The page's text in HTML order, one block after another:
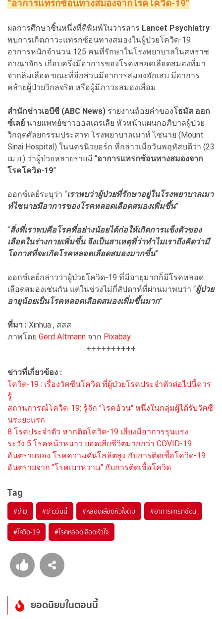
“อาการแทรกซ้อนทางสมองจากโรคโควิด-19”
ผลการศึกษาชิ้นหนึ่งที่ตีพิมพ์ในวารสาร Lancet Psychiatry
พบการเกิดภาวะแทรกซ้อนทางสมองในผู้ป่วยโควิด-19
อาการหนักจำนวน 125 คนที่รักษาในโรงพยาบาลในสหราช
อาณาจักร เกือบครึ่งมีอาการของโรคหลอดเลือดสมองที่มา
จากลิ่มเลือด ขณะที่อีกส่วนมีอาการสมองอักเสบ มีอาการ
คล้ายผู้ป่วยวิกลจริต หรือผู้มีภาวะสมองเสื่อม
สำนักข่าวเอบีซี (ABC News) รายงานถ้อยคำของโธมัส ออก
ซ์เลย์ นายแพทย์ชาวออสเตรเลีย หัวหน้าแผนกอภิบาลผู้ป่วย
วิกฤตศัลยกรรมประสาท โรงพยาบาลเมาท์ ไซนาย (Mount
Sinai Hospital) ในนครนิวยอร์ก ที่กล่าวเมื่อวันพฤหัสบดีว่า (23
เม.ย.) ว่าผู้ป่วยหลายรายมี “อาการแทรกซ้อนทางสมองจาก
โรคโควิด-19”
ออกซ์เลย์ระบุว่า “เราพบว่าผู้ป่วยที่รักษาอยู่ในโรงพยาบาลเมา
ท์ไซนายมีอาการของโรคหลอดเลือดสมองเพิ่มขึ้น”
“สิ่งที่เราพบคือโรคที่อย่างน้อยได้ก่อให้เกิดการแข็งตัวของ
เลือดในร่างกายเพิ่มขึ้น จึงเป็นสาเหตุที่ว่าทำไมเราถึงคิดว่ามี
โอกาสที่จะเกิดโรคหลอดเลือดสมองมากขึ้น”
ออกซ์เลย์กล่าวว่าผู้ป่วยโควิด-19 ที่มีอายุมากก็มีโรคหลอด
เลือดสมองเช่นกัน แต่ในช่วงไม่กี่สัปดาห์ที่ผ่านมาพบว่า “ผู้ป่วย
อายุน้อยเป็นโรคหลอดเลือดสมองเพิ่มขึ้นมาก”
ที่มา : Xinhua , สสส
ภาพโดย Gerd Altmann จาก Pixabay
++++++++++
ข่าวที่เกี่ยวข้อง :
โควิด-19 : เรื่องวัคซีนโควิด ที่ผู้ป่วยโรคประจําตัวต่อไปนี้ควร
รู้
สถานการณ์โควิด-19: รู้จัก "โรคอ้วน" หนึ่งในกลุ่มผู้ได้รับวัคซี
นระยะแรก
8 โรคประจำตัว หากติดโควิด-19 เสี่ยงมีอาการรุนแรง
ระวัง 5 โรคหน้าหนาว ยอดเสียชีวิตมากกว่า COVID-19
อันตรายของ โรคความดันโลหิตสูง กับการติดเชื้อโควิด-19
อันตรายจาก "โรคเบาหวาน" กับการติดเชื้อโควิด
Tag
#ข่าว #ข่าววันนี้ #หลอดเลือดหัวใจตีบ #อาการแทรกซ้อน
#โควิด-19 #โรคหลอดเลือดหัวใจ
ยอดนิยมในตอนนี้